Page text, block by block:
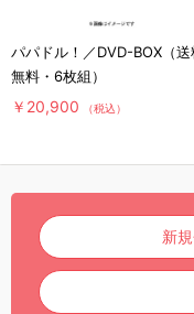
パパドル！／DVD-BOX（送
無料・6枚組）
￥20,900 （税込）
新